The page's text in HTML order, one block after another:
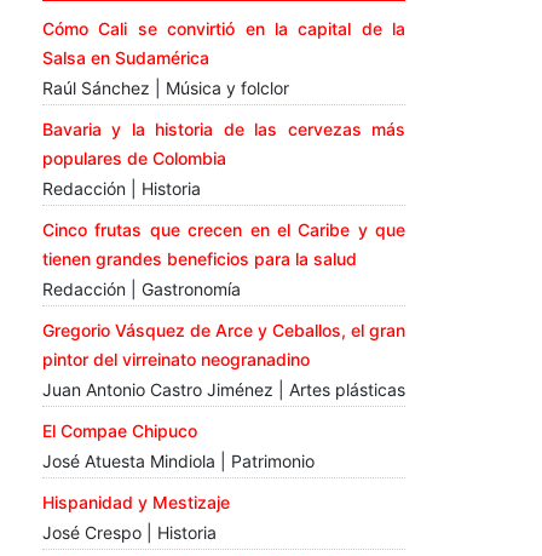
Cómo Cali se convirtió en la capital de la
Salsa en Sudamérica
Raúl Sánchez | Música y folclor
Bavaria y la historia de las cervezas más
populares de Colombia
Redacción | Historia
Cinco frutas que crecen en el Caribe y que
tienen grandes beneficios para la salud
Redacción | Gastronomía
Gregorio Vásquez de Arce y Ceballos, el gran
pintor del virreinato neogranadino
Juan Antonio Castro Jiménez | Artes plásticas
El Compae Chipuco
José Atuesta Mindiola | Patrimonio
Hispanidad y Mestizaje
José Crespo | Historia